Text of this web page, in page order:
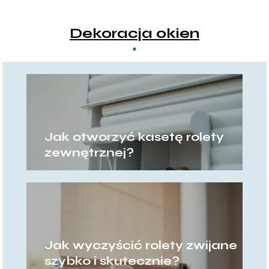
Dekoracja okien
Jak otworzyć kasetę rolety
zewnętrznej?
Jak wyczyścić rolety zwijane
szybko i skutecznie?